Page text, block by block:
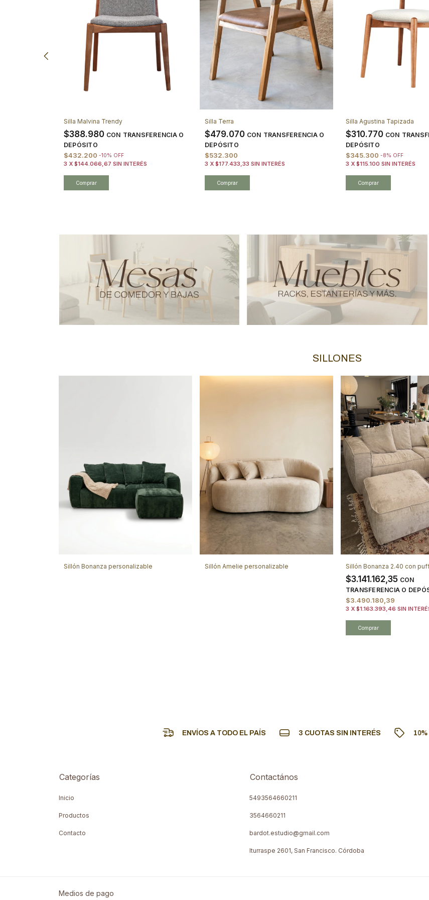
Silla Malvina Trendy
$432.200 -10% OFF
$388.980 CON TRANSFERENCIA O
DEPÓSITO
3 X $144.066,67 SIN INTERÉS
Silla Terra
$532.300
$479.070 CON TRANSFERENCIA O
DEPÓSITO
3 X $177.433,33 SIN INTERÉS
Silla Agustina Tapizada
$345.300 -8% OFF
$310.770 CON
DEPÓSITO
3 X $115.100 SIN INTERÉS
SILLONES
Sillón Bonanza personalizable Sillón Amelie personalizable Sillón Bonanza 2.40 con
$3.490.180,39
$3.141.162,35 CON
TRANSFERENCIA O
3 X $1.163.393,46 SIN
ENVÍOS A TODO EL PAÍS 3 CUOTAS SIN INTERÉS
Categorías
Inicio
Productos
Contacto
Contactános
5493564660211
3564660211
bardot.estudio@gmail.com
Iturraspe 2601, San Francisco. Córdoba
Medios de pago